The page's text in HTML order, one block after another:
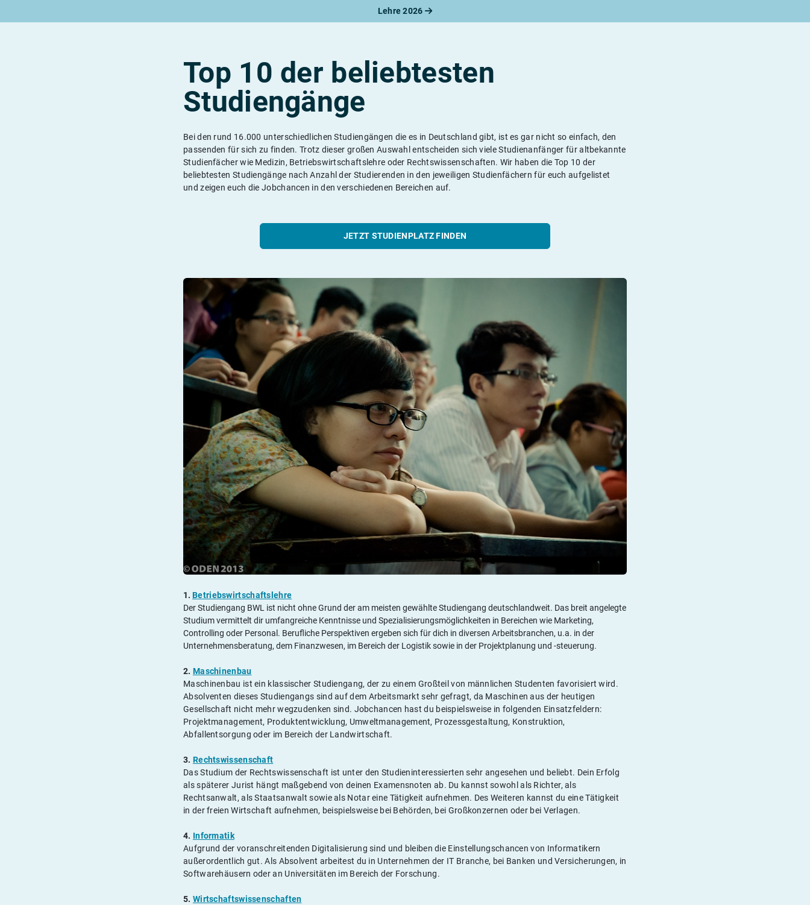
Lehre 2026
Rund um die LehreRund um das duale StudiumRund um Berufe
Berufs-Check starten
Top 10 der beliebtesten
Studiengänge
Bei den rund 16.000 unterschiedlichen Studiengängen die es in Deutschland gibt, ist es gar nicht so einfach, den
passenden für sich zu finden. Trotz dieser großen Auswahl entscheiden sich viele Studienanfänger für altbekannte
Studienfächer wie Medizin, Betriebswirtschaftslehre oder Rechtswissenschaften. Wir haben die Top 10 der
beliebtesten Studiengänge nach Anzahl der Studierenden in den jeweiligen Studienfächern für euch aufgelistet
und zeigen euch die Jobchancen in den verschiedenen Bereichen auf.
JETZT STUDIENPLATZ FINDEN
1. Betriebswirtschaftslehre
Der Studiengang BWL ist nicht ohne Grund der am meisten gewählte Studiengang deutschlandweit. Das breit angelegte
Studium vermittelt dir umfangreiche Kenntnisse und Spezialisierungsmöglichkeiten in Bereichen wie Marketing,
Controlling oder Personal. Berufliche Perspektiven ergeben sich für dich in diversen Arbeitsbranchen, u.a. in der
Unternehmensberatung, dem Finanzwesen, im Bereich der Logistik sowie in der Projektplanung und -steuerung.
2. Maschinenbau
Maschinenbau ist ein klassischer Studiengang, der zu einem Großteil von männlichen Studenten favorisiert wird.
Absolventen dieses Studiengangs sind auf dem Arbeitsmarkt sehr gefragt, da Maschinen aus der heutigen
Gesellschaft nicht mehr wegzudenken sind. Jobchancen hast du beispielsweise in folgenden Einsatzfeldern:
Projektmanagement, Produktentwicklung, Umweltmanagement, Prozessgestaltung, Konstruktion,
Abfallentsorgung oder im Bereich der Landwirtschaft.
3. Rechtswissenschaft
Das Studium der Rechtswissenschaft ist unter den Studieninteressierten sehr angesehen und beliebt. Dein Erfolg
als späterer Jurist hängt maßgebend von deinen Examensnoten ab. Du kannst sowohl als Richter, als
Rechtsanwalt, als Staatsanwalt sowie als Notar eine Tätigkeit aufnehmen. Des Weiteren kannst du eine Tätigkeit
in der freien Wirtschaft aufnehmen, beispielsweise bei Behörden, bei Großkonzernen oder bei Verlagen.
4. Informatik
Aufgrund der voranschreitenden Digitalisierung sind und bleiben die Einstellungschancen von Informatikern
außerordentlich gut. Als Absolvent arbeitest du in Unternehmen der IT Branche, bei Banken und Versicherungen, in
Softwarehäusern oder an Universitäten im Bereich der Forschung.
5. Wirtschaftswissenschaften